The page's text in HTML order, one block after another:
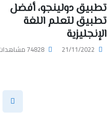
تطبيق دولينجو، أفضل
تطبيق لتعلم اللغة
الإنجليزية
21/11/2022 74828 مشاهدات